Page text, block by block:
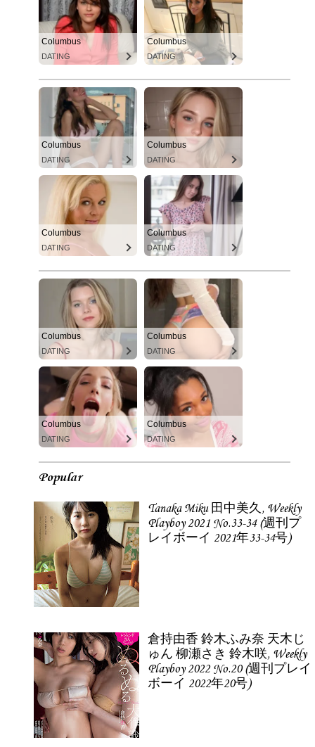
Columbus
DATING
Columbus
DATING
Columbus
DATING
Columbus
DATING
Columbus
DATING
Columbus
DATING
Columbus
DATING
Columbus
DATING
Columbus
DATING
Columbus
DATING
Popular
Tanaka Miku 田中美久, Weekly
Playboy 2021 No.33-34 (週刊プ
レイボーイ 2021年33-34号)
倉持由香 鈴木ふみ奈 天木じ
ゅん 柳瀬さき 鈴木咲, Weekly
Playboy 2022 No.20 (週刊プレイ
ボーイ 2022年20号)